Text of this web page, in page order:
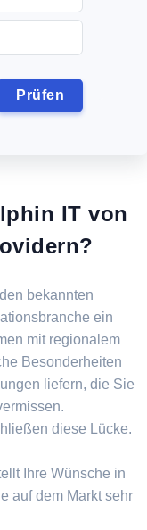
IT von
bekannten
ein
mit regionalem
Besonderheiten
liefern, die Sie
diese Lücke.
Ihre Wünsche in
auf dem Markt sehr